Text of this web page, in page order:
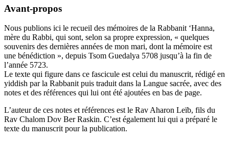
Avant-propos
Nous publions ici le recueil des mémoires de la Rabbanit ‘Hanna,
mère du Rabbi, qui sont, selon sa propre expression, « quelques
souvenirs des dernières années de mon mari, dont la mémoire est
une bénédiction », depuis Tsom Guedalya 5708 jusqu’à la fin de
l’année 5723.
Le texte qui figure dans ce fascicule est celui du manuscrit, rédigé en
yiddish par la Rabbanit puis traduit dans la Langue sacrée, avec des
notes et des références qui lui ont été ajoutées en bas de page.
L’auteur de ces notes et références est le Rav Aharon Leïb, fils du
Rav Chalom Dov Ber Raskin. C’est également lui qui a préparé le
texte du manuscrit pour la publication.